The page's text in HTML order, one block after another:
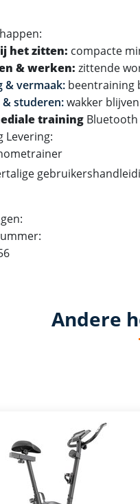
het zitten: compacte
& werken: zittende
& vermaak: beentraining
& studeren:wakker
training
Levering:
Andere